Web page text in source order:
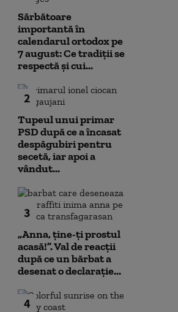
Sărbătoare
importantă în
calendarul ortodox pe
7 august: Ce tradiții se
respectă și cui...
2
Tupeul unui primar
PSD după ce a încasat
despăgubiri pentru
secetă, iar apoi a
vândut...
3
„Anna, ţine-ţi prostul
acasă!”. Val de reacții
după ce un bărbat a
desenat o declarație...
4